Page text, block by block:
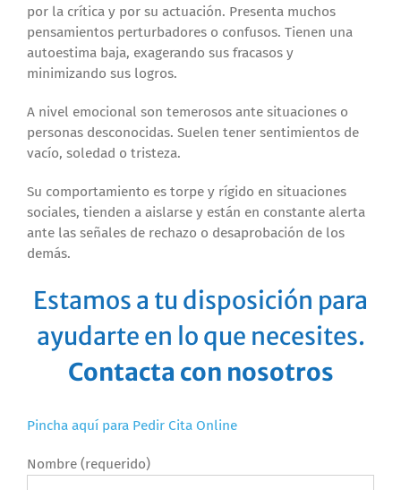
por la crítica y por su actuación. Presenta muchos
pensamientos perturbadores o confusos. Tienen una
autoestima baja, exagerando sus fracasos y
minimizando sus logros.
A nivel emocional son temerosos ante situaciones o
personas desconocidas. Suelen tener sentimientos de
vacío, soledad o tristeza.
Su comportamiento es torpe y rígido en situaciones
sociales, tienden a aislarse y están en constante alerta
ante las señales de rechazo o desaprobación de los
demás.
Estamos a tu disposición para
ayudarte en lo que necesites.
Contacta con nosotros
Pincha aquí para Pedir Cita Online
Nombre (requerido)